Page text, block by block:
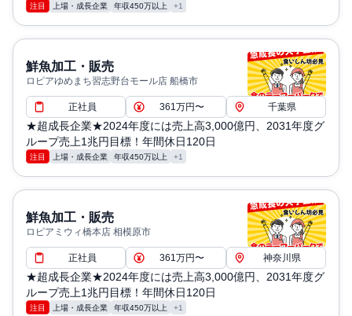
注目 上場・成長企業 年収450万以上 +1
鮮魚加工・販売
ロピアゆめまち習志野台モール店 船橋市
正社員 361万円〜 千葉県
★超成長企業★2024年度には売上高3,000億円、2031年度グ
ループ売上1兆円目標！年間休日120日
注目 上場・成長企業 年収450万以上 +1
鮮魚加工・販売
ロピアミウィ橋本店 相模原市
正社員 361万円〜 神奈川県
★超成長企業★2024年度には売上高3,000億円、2031年度グ
ループ売上1兆円目標！年間休日120日
注目 上場・成長企業 年収450万以上 +1